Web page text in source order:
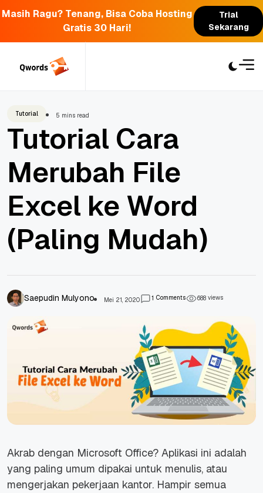
Masih Ragu? Tenang, Bisa Coba Hosting
Gratis 30 Hari!
Trial
Sekarang
Tutorial 5 mins read
Tutorial Cara
Merubah File
Excel ke Word
(Paling Mudah)
Saepudin Mulyono Mei 21, 2020 1 Comments 688views
Akrab dengan Microsoft Office? Aplikasi ini adalah
yang paling umum dipakai untuk menulis, atau
mengerjakan pekerjaan kantor. Hampir semua